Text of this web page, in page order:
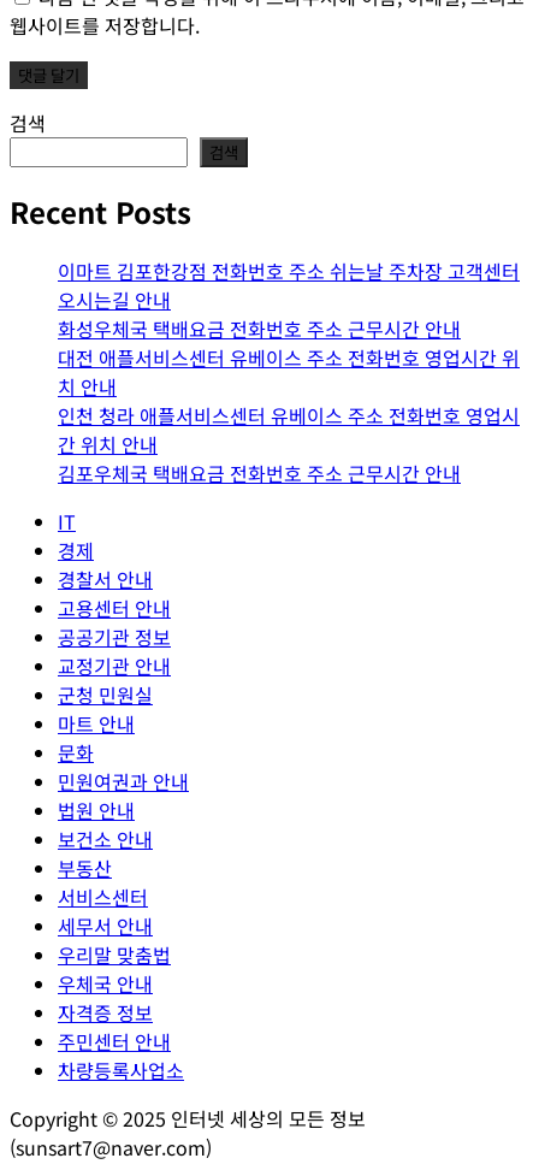
웹사이트를 저장합니다.
검색
검색
Recent Posts
이마트 김포한강점 전화번호 주소 쉬는날 주차장 고객센터
오시는길 안내
화성우체국 택배요금 전화번호 주소 근무시간 안내
대전 애플서비스센터 유베이스 주소 전화번호 영업시간 위
치 안내
인천 청라 애플서비스센터 유베이스 주소 전화번호 영업시
간 위치 안내
김포우체국 택배요금 전화번호 주소 근무시간 안내
IT
경제
경찰서 안내
고용센터 안내
공공기관 정보
교정기관 안내
군청 민원실
마트 안내
문화
민원여권과 안내
법원 안내
보건소 안내
부동산
서비스센터
세무서 안내
우리말 맞춤법
우체국 안내
자격증 정보
주민센터 안내
차량등록사업소
Copyright © 2025 인터넷 세상의 모든 정보
(sunsart7@naver.com)